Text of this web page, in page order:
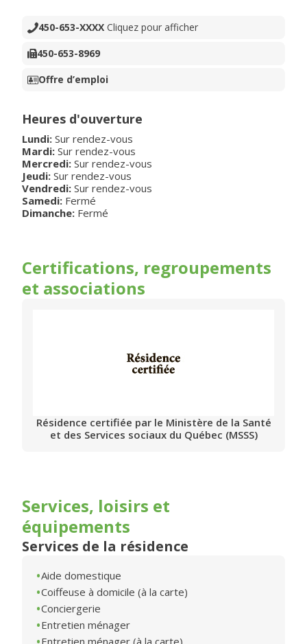
450-653-XXXX Cliquez pour afficher
450-653-8969
Offre d’emploi
Heures d'ouverture
Lundi: Sur rendez-vous
Mardi: Sur rendez-vous
Mercredi: Sur rendez-vous
Jeudi: Sur rendez-vous
Vendredi: Sur rendez-vous
Samedi: Fermé
Dimanche: Fermé
Certifications, regroupements
et associations
Résidence certifiée par le Ministère de la Santé
et des Services sociaux du Québec (MSSS)
Services, loisirs et
équipements
Services de la résidence
Aide domestique
Coiffeuse à domicile (à la carte)
Conciergerie
Entretien ménager
Entretien ménager (à la carte)